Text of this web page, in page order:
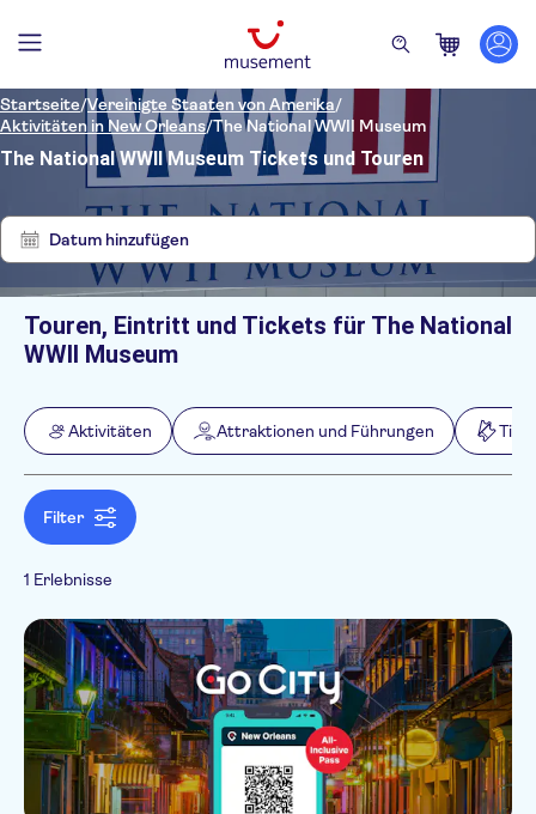
Startseite/Vereinigte Staaten von Amerika/
Aktivitäten in New Orleans/The National WWII Museum
The National WWII Museum Tickets und Touren
Datum hinzufügen
Filter Preis (pro Person)
Min. € Max. €
Hoteltransfer
NO-PICKUP
Kostenloser Rücktritt
Sofortbestätigung
Kategorien
Aktivitäten
Attraktionen und Führungen
Tickets und Events
Sprache
Filter1
Ergebnisse
Touren, Eintritt und Tickets für The National
WWII Museum
Aktivitäten Attraktionen und Führungen
Filter
1 Erlebnisse